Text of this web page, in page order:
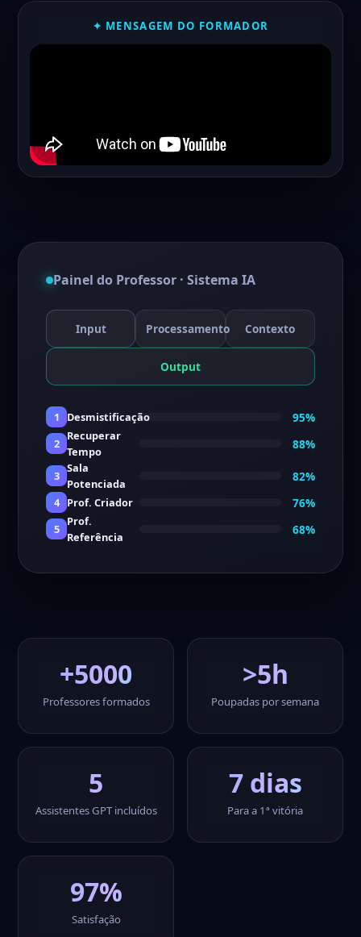
✦ MENSAGEM DO FORMADOR
Painel do Professor · Sistema IA
Input Processamento Contexto
Output
1 Desmistificação 95%
2
Recuperar
Tempo
88%
3
Sala
Potenciada
82%
4 Prof. Criador 76%
5
Prof.
Referência
68%
+5000
Professores formados
>5h
Poupadas por semana
5
Assistentes GPT incluídos
7 dias
Para a 1ª vitória
97%
Satisfação